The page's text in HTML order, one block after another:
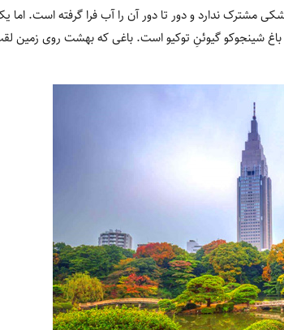
ندارد و دور تا دور آن را آب فرا گرفته است. اما
باغ شینجوکو گیوئنِ توکیو است. باغی که بهشت روی زمین